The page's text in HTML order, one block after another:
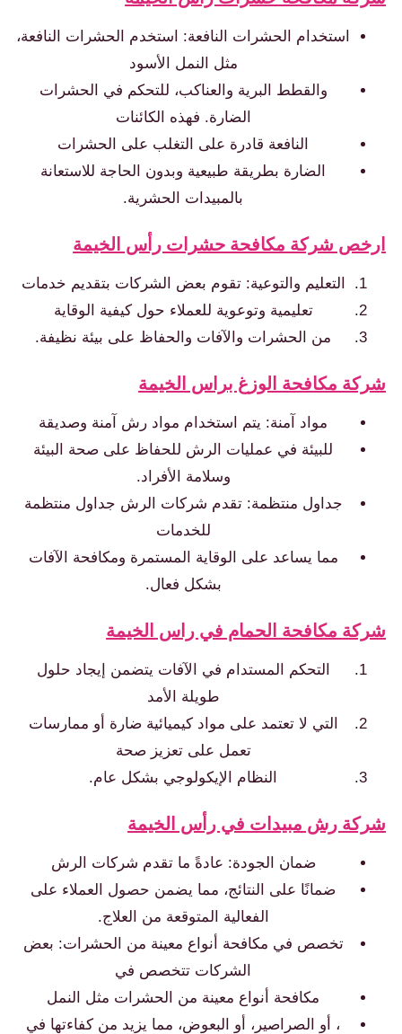
استخدام الحشرات النافعة: استخدم الحشرات النافعة،
مثل النمل الأسود
والقطط البرية والعناكب، للتحكم في الحشرات
الضارة. فهذه الكائنات
النافعة قادرة على التغلب على الحشرات
الضارة بطريقة طبيعية وبدون الحاجة للاستعانة
بالمبيدات الحشرية.
شركة مكافحة حشرات رأس الخيمة
التعليم والتوعية: تقوم بعض الشركات بتقديم خدمات
تعليمية وتوعوية للعملاء حول كيفية الوقاية
من الحشرات والآفات والحفاظ على بيئة نظيفة.
مكافحة الوزغ براس الخيمة
مواد آمنة: يتم استخدام مواد رش آمنة وصديقة
للبيئة في عمليات الرش للحفاظ على صحة البيئة
وسلامة الأفراد.
جداول منتظمة: تقدم شركات الرش جداول منتظمة
للخدمات
مما يساعد على الوقاية المستمرة ومكافحة الآفات
بشكل فعال.
مكافحة الحمام في راس الخيمة
التحكم المستدام في الآفات يتضمن إيجاد حلول
طويلة الأمد
التي لا تعتمد على مواد كيميائية ضارة أو ممارسات
تعمل على تعزيز صحة
النظام الإيكولوجي بشكل عام.
رش مبيدات في رأس الخيمة
ضمان الجودة: عادةً ما تقدم شركات الرش
ضمانًا على النتائج، مما يضمن حصول العملاء على
الفعالية المتوقعة من العلاج.
تخصص في مكافحة أنواع معينة من الحشرات: بعض
الشركات تتخصص في
مكافحة أنواع معينة من الحشرات مثل النمل
، أو الصراصير، أو البعوض، مما يزيد من كفاءتها في